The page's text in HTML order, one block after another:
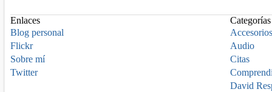
Enlaces
Blog personal
Flickr
Sobre mí
Twitter
Categorías
Accesorios
Audio
Citas
David